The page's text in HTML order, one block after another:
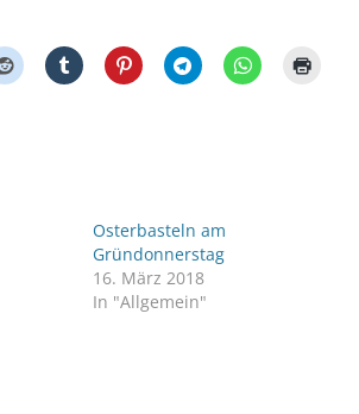
Osterbasteln am
Gründonnerstag
16. März 2018
In "Allgemein"